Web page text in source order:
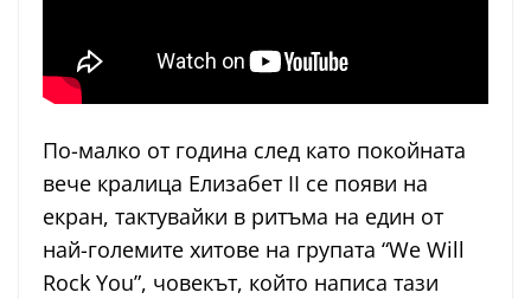
По-малко от година след като покойната
вече кралица Елизабет II се появи на
екран, тактувайки в ритъма на един от
най-големите хитове на групата “We Will
Rock You”, човекът, който написа тази